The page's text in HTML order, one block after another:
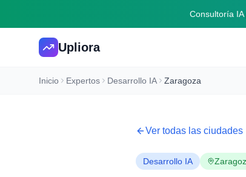
Consultoría
Upliora
Inicio Expertos Desarrollo IA Zaragoza
Ver todas las ciudades
Desarrollo IA